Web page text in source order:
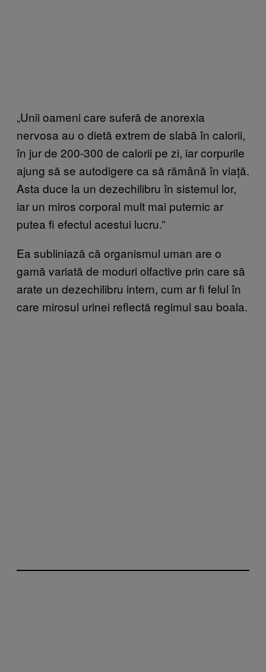
„Unii oameni care suferă de anorexia
nervosa au o dietă extrem de slabă în calorii,
în jur de 200-300 de calorii pe zi, iar corpurile
ajung să se autodigere ca să rămână în viață.
Asta duce la un dezechilibru în sistemul lor,
iar un miros corporal mult mai puternic ar
putea fi efectul acestui lucru.”
Ea subliniază că organismul uman are o
gamă variată de moduri olfactive prin care să
arate un dezechilibru intern, cum ar fi felul în
care mirosul urinei reflectă regimul sau boala.